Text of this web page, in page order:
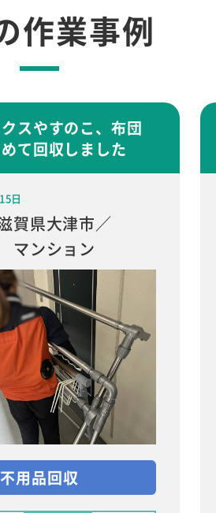
作業事例
スやすのこ、布団
て回収しました
日
賀県大津市／
マンション
不用品回収